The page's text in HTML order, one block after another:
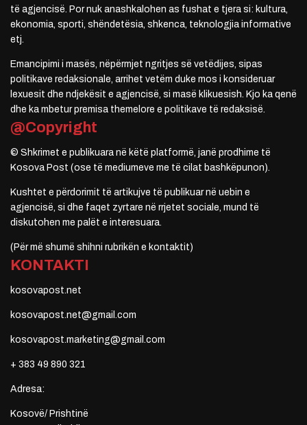
të agjencisë. Por nuk anashkalohen as fushat e tjera si: kultura,
ekonomia, sporti, shëndetësia, shkenca, teknologjia informative
etj.
Emancipimi i masës, nëpërmjet ngritjes së vetëdijes, sipas
politikave redaksionale, arrihet vetëm duke mos i konsideruar
lexuesit dhe ndjekësit e agjencisë, si masë klikuesish. Kjo ka qenë
dhe ka mbetur premisa themelore e politikave të redaksisë.
@Copyright
© Shkrimet e publikuara në këtë platformë, janë prodhime të
Kosova Post (ose të mediumeve me të cilat bashkëpunon).
Kushtet e përdorimit të artikujve të publikuar në uebin e
agjencisë, si dhe faqet zyrtare në rrjetet sociale, mund të
diskutohen me palët e interesuara.
(Për më shumë shihni rubrikën e kontaktit)
KONTAKTI
kosovapost.net
kosovapost.net@gmail.com
kosovapost.marketing@gmail.com
+ 383 49 890 321
Adresa:
Kosovë/ Prishtinë